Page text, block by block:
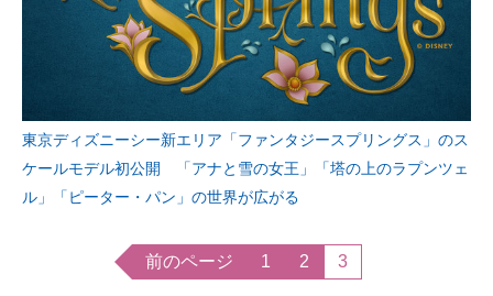
東京ディズニーシー新エリア「ファンタジースプリングス」のス
ケールモデル初公開 「アナと雪の女王」「塔の上のラプンツェ
ル」「ピーター・パン」の世界が広がる
前のページ 1 2 3